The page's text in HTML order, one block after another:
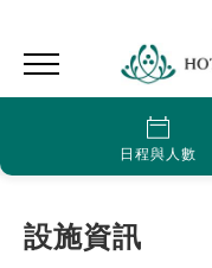
日程與人數
設施資訊